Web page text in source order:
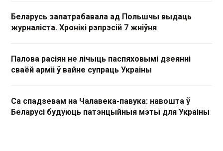
Беларусь запатрабавала ад Польшчы выдаць
журналіста. Хронікі рэпрэсій 7 жніўня
Палова расіян не лічыць паспяховымі дзеянні
сваёй арміі ў вайне супраць Украіны
Са спадзевам на Чалавека-павука: навошта ў
Беларусі будуюць патэнцыйныя мэты для Украіны